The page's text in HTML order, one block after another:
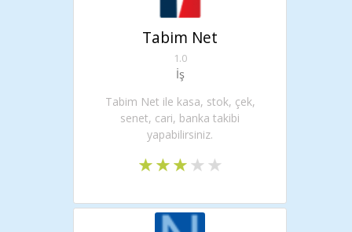
Tabim Net
1.0
İş
Tabim Net ile kasa, stok, çek,
senet, cari, banka takibi
yapabilirsiniz.